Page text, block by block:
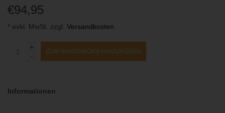
€94,95
* exkl. MwSt. zzgl. Versandkosten
+
-
ZUM WARENKORB HINZUFÜGEN
Informationen